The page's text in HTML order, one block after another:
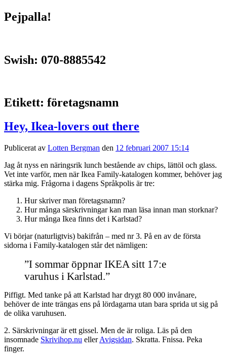
Pejpalla!
Swish: 070-8885542
Etikett: företagsnamn
Hey, Ikea-lovers out there
Publicerat av Lotten Bergman den 12 februari 2007 15:14
Jag åt nyss en näringsrik lunch bestående av chips, lättöl och glass.
Vet inte varför, men när Ikea Family-katalogen kommer, behöver jag
stärka mig. Frågorna i dagens Språkpolis är tre:
Hur skriver man företagsnamn?
Hur många särskrivningar kan man läsa innan man storknar?
Hur många Ikea finns det i Karlstad?
Vi börjar (naturligtvis) bakifrån – med nr 3. På en av de första
sidorna i Family-katalogen står det nämligen:
”I sommar öppnar IKEA sitt 17:e
varuhus i Karlstad.”
Piffigt. Med tanke på att Karlstad har drygt 80 000 invånare,
behöver de inte trängas ens på lördagarna utan bara sprida ut sig på
de olika varuhusen.
2. Särskrivningar är ett gissel. Men de är roliga. Läs på den
insomnade Skrivihop.nu ellerAvigsidan. Skratta. Fnissa. Peka
finger.